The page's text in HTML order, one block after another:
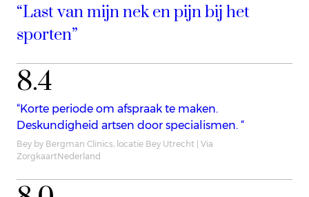
“Last van mijn nek en pijn bij het
sporten”
8.4
“Korte periode om afspraak te maken.
Deskundigheid artsen door specialismen. “
Bey by Bergman Clinics, locatie Bey Utrecht | Via
ZorgkaartNederland